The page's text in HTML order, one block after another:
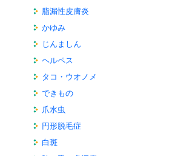
脂漏性皮膚炎
かゆみ
じんましん
ヘルペス
タコ・ウオノメ
できもの
爪水虫
円形脱毛症
白斑